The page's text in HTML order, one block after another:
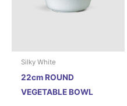
Silky White
22cm ROUND
VEGETABLE BOWL